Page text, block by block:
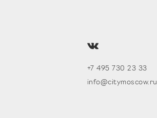
+7 495 730 23 33
info@citymoscow.ru